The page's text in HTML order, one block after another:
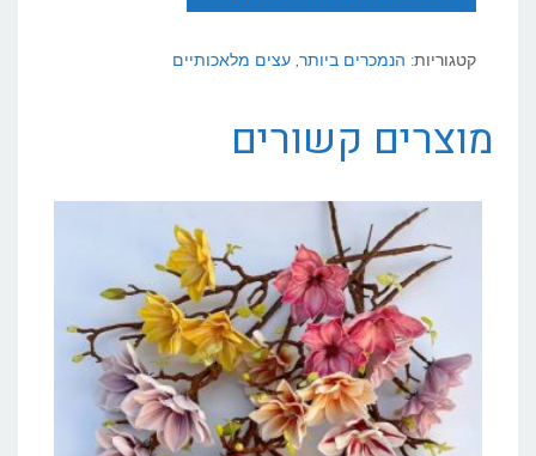
קטגוריות: הנמכרים ביותר עצים מלאכותיים
מוצרים קשורים